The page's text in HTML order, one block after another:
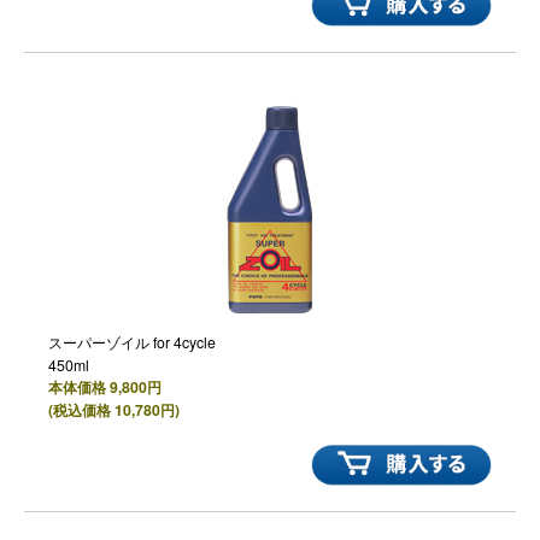
スーパーゾイル for 4cycle
450ml
本体価格 9,800円
(税込価格 10,780円)